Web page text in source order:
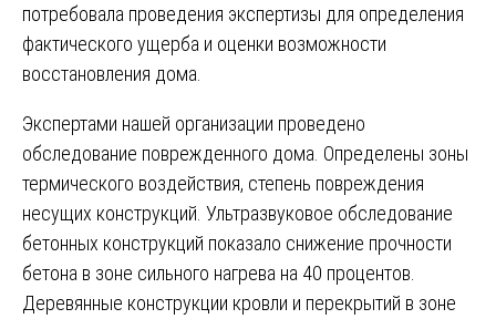
потребовала проведения экспертизы для определения
фактического ущерба и оценки возможности
восстановления дома.
Экспертами нашей организации проведено
обследование поврежденного дома. Определены зоны
термического воздействия, степень повреждения
несущих конструкций. Ультразвуковое обследование
бетонных конструкций показало снижение прочности
бетона в зоне сильного нагрева на 40 процентов.
Деревянные конструкции кровли и перекрытий в зоне